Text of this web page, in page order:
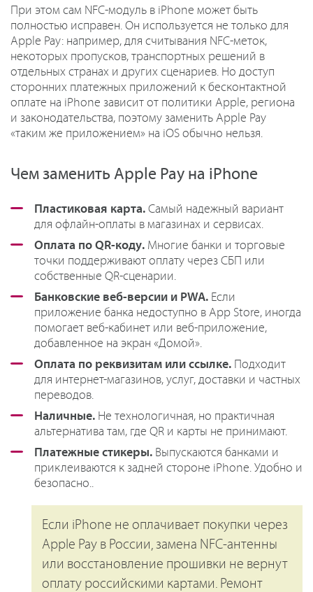
При этом сам NFC-модуль в iPhone может быть
полностью исправен. Он используется не только для
Apple Pay: например, для считывания NFC-меток,
некоторых пропусков, транспортных решений в
отдельных странах и других сценариев. Но доступ
сторонних платежных приложений к бесконтактной
оплате на iPhone зависит от политики Apple, региона
и законодательства, поэтому заменить Apple Pay
«таким же приложением» на iOS обычно нельзя.
Чем заменить Apple Pay на iPhone
Пластиковая карта. Самый надежный вариант
для офлайн-оплаты в магазинах и сервисах.
Оплата по QR-коду. Многие банки и торговые
точки поддерживают оплату через СБП или
собственные QR-сценарии.
Банковские веб-версии и PWA. Если
приложение банка недоступно в App Store, иногда
помогает веб-кабинет или веб-приложение,
добавленное на экран «Домой».
Оплата по реквизитам или ссылке. Подходит
для интернет-магазинов, услуг, доставки и частных
переводов.
Наличные. Не технологичная, но практичная
альтернатива там, где QR и карты не принимают.
Платежные стикеры. Выпускаются банками и
приклеиваются к задней стороне iPhone. Удобно и
безопасно..
Если iPhone не оплачивает покупки через
Apple Pay в России, замена NFC-антенны
или восстановление прошивки не вернут
оплату российскими картами. Ремонт